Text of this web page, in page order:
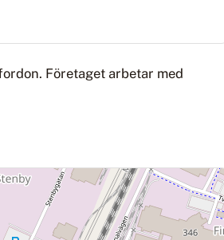
Företaget arbetar med